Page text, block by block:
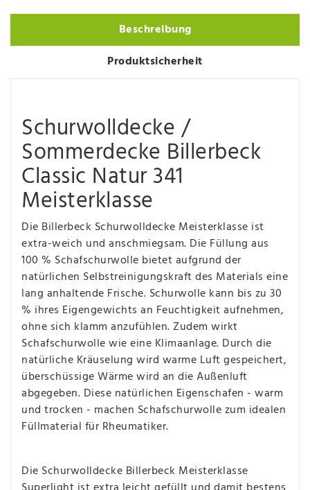
Beschreibung
Produktsicherheit
Schurwolldecke /
Sommerdecke Billerbeck
Classic Natur 341
Meisterklasse
Die Billerbeck Schurwolldecke Meisterklasse ist
extra-weich und anschmiegsam. Die Füllung aus
100 % Schafschurwolle bietet aufgrund der
natürlichen Selbstreinigungskraft des Materials eine
lang anhaltende Frische. Schurwolle kann bis zu 30
% ihres Eigengewichts an Feuchtigkeit aufnehmen,
ohne sich klamm anzufühlen. Zudem wirkt
Schafschurwolle wie eine Klimaanlage. Durch die
natürliche Kräuselung wird warme Luft gespeichert,
überschüssige Wärme wird an die Außenluft
abgegeben. Diese natürlichen Eigenschafen - warm
und trocken - machen Schafschurwolle zum idealen
Füllmaterial für Rheumatiker.
Die Schurwolldecke Billerbeck Meisterklasse